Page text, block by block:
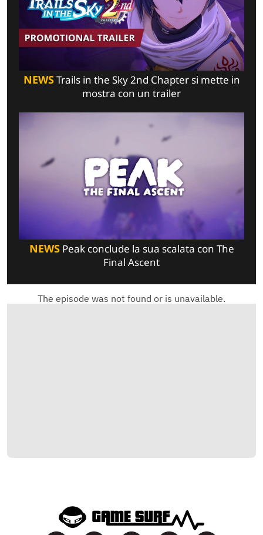
NEWSTrails in the Sky 2nd Chapter si mette in
mostra con un trailer
NEWSPeak conclude la sua scalata con The
Final Ascent